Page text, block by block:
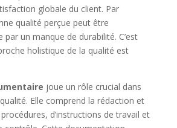
globale du client. Par
qualité perçue peut être
un manque de durabilité. C’est
holistique de la qualité est
joue un rôle crucial dans
Elle comprend la rédaction et
d’instructions de travail et